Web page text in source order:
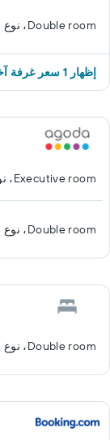
Double room، نوع السرير غير معروف
إظهار 1 سعر غرفة آخر
Executive room، نوع السرير غير معروف
Double room، نوع السرير غير معروف
Double room، نوع السرير غير معروف